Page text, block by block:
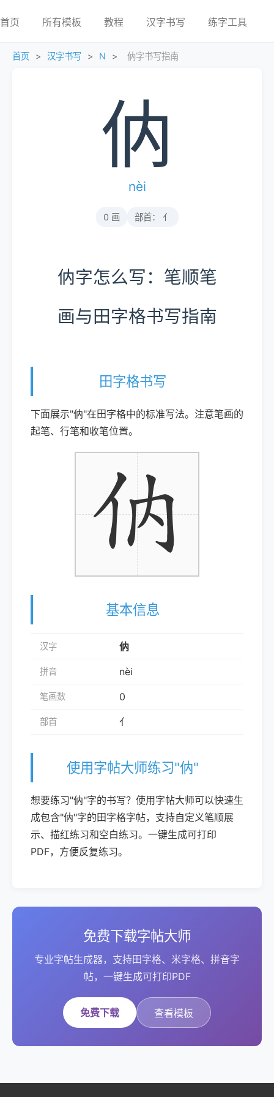
首页 所有模板 教程 汉字书写 练字工具
首页 > 汉字书写 > N > 㐻字书写指南
㐻
nèi
0 画 部首： 亻
㐻字怎么写：笔顺笔
画与田字格书写指南
田字格书写
下面展示"㐻"在田字格中的标准写法。注意笔画的
起笔、行笔和收笔位置。
基本信息
汉字 㐻
拼音 nèi
笔画数 0
部首 亻
使用字帖大师练习"㐻"
想要练习"㐻"字的书写？使用字帖大师可以快速生
成包含"㐻"字的田字格字帖，支持自定义笔顺展
示、描红练习和空白练习。一键生成可打印
PDF，方便反复练习。
免费下载字帖大师
专业字帖生成器，支持田字格、米字格、拼音字
帖，一键生成可打印PDF
免费下载 查看模板